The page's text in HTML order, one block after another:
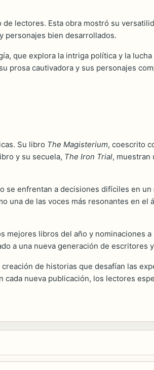
lectores. Esta obra mostró su
personajes bien desarrollados.
que explora la intriga política y la lucha
prosa cautivadora y sus personajes
Su libro The Magisterium, coescrito
y su secuela, The Iron Trial, muestran
se enfrentan a decisiones difíciles en un
una de las voces más resonantes en el
mejores libros del año y nominaciones a
a una nueva generación de escritores
de historias que desafían las
cada nueva publicación, los lectores